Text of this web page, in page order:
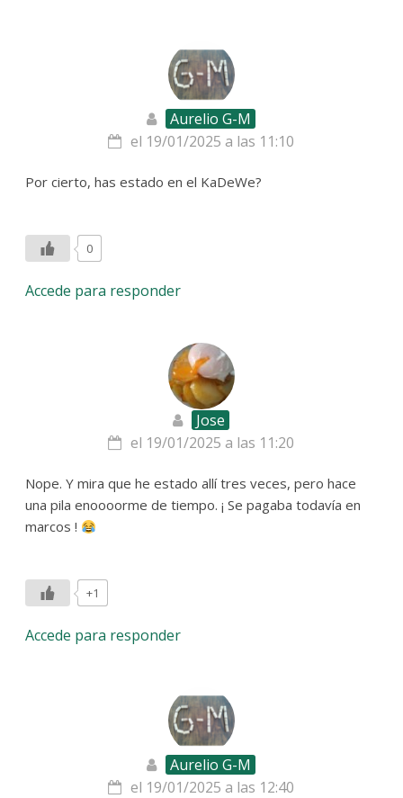
Aurelio G-M
el 19/01/2025 a las 11:10
Por cierto, has estado en el KaDeWe?
0
Accede para responder
Jose
el 19/01/2025 a las 11:20
Nope. Y mira que he estado allí tres veces, pero hace
una pila enoooorme de tiempo. ¡ Se pagaba todavía en
marcos !
+1
Accede para responder
Aurelio G-M
el 19/01/2025 a las 12:40